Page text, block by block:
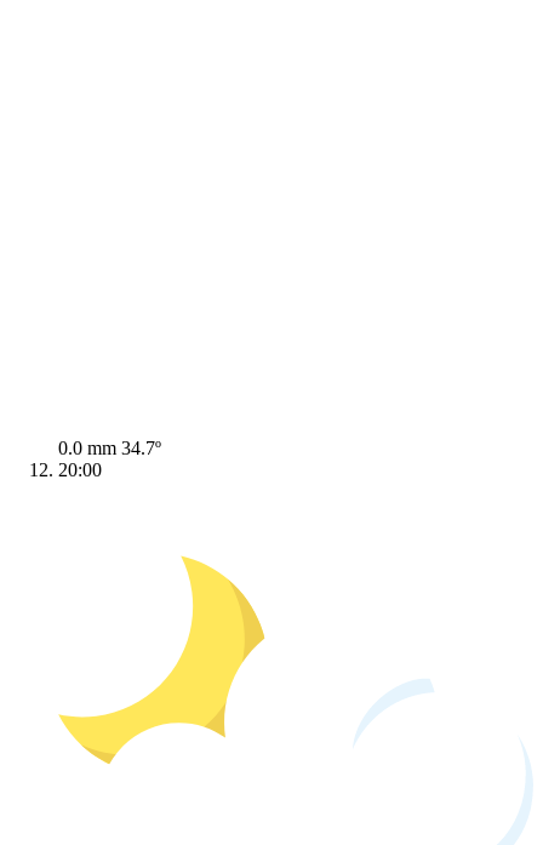
0.0 mm 34.7º
20:00